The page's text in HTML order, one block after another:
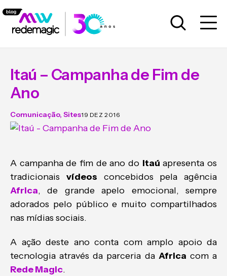
Itaú – Campanha de Fim de
Ano
Comunicação, Sites19 DEZ 2016
A campanha de fim de ano do Itaú apresenta os
tradicionais vídeos concebidos pela agência
Africa, de grande apelo emocional, sempre
adorados pelo público e muito compartilhados
nas mídias sociais.
A ação deste ano conta com amplo apoio da
tecnologia através da parceria da Africa com a
Rede Magic.